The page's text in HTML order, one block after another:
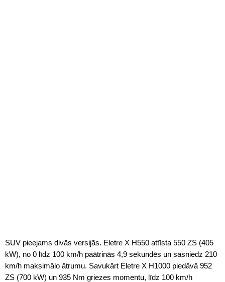
SUV pieejams divās versijās. Eletre X H550 attīsta 550 ZS (405
kW), no 0 līdz 100 km/h paātrinās 4,9 sekundēs un sasniedz 210
km/h maksimālo ātrumu. Savukārt Eletre X H1000 piedāvā 952
ZS (700 kW) un 935 Nm griezes momentu, līdz 100 km/h